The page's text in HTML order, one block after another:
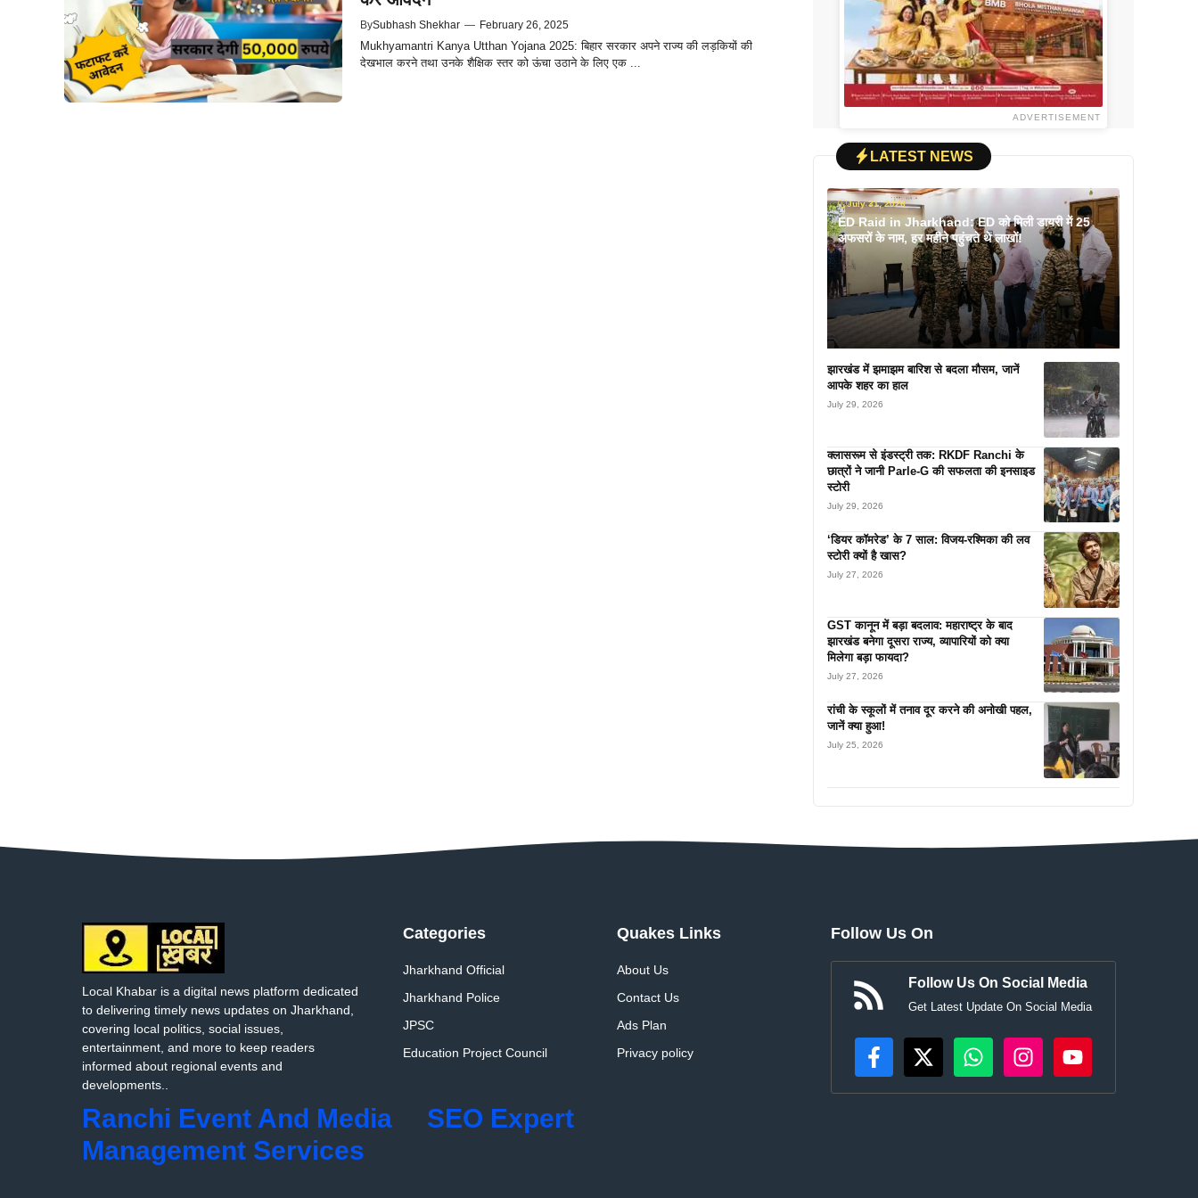
BySubhash Shekhar — February 26, 2025
Mukhyamantri Kanya Utthan Yojana 2025: बिहार सरकार अपने राज्य की लड़कियों की
देखभाल करने तथा उनके शैक्षिक स्तर को ऊंचा उठाने के लिए एक ...
ADVERTISEMENT
LATEST NEWS
July 31, 2026
ED Raid in Jharkhand: ED को मिली डायरी में 25
अफसरों के नाम, हर महीने पहुंचते थे लाखों!
झारखंड में झमाझम बारिश से बदला मौसम, जानें
आपके शहर का हाल
July 29, 2026
क्लासरूम से इंडस्ट्री तक: RKDF Ranchi के
छात्रों ने जानी Parle-G की सफलता की इनसाइड
स्टोरी
July 29, 2026
‘डियर कॉमरेड’ के 7 साल: विजय-रश्मिका की लव
स्टोरी क्यों है खास?
July 27, 2026
GST कानून में बड़ा बदलाव: महाराष्ट्र के बाद
झारखंड बनेगा दूसरा राज्य, व्यापारियों को क्या
मिलेगा बड़ा फायदा?
July 27, 2026
रांची के स्कूलों में तनाव दूर करने की अनोखी पहल,
जानें क्या हुआ!
July 25, 2026
Local Khabar is a digital news platform dedicated
to delivering timely news updates on Jharkhand,
covering local politics, social issues,
entertainment, and more to keep readers
informed about regional events and
developments..
Categories
Jharkhand Official
Jharkhand Police
JPSC
Education Project Council
Quakes Links
About Us
Contact Us
Ads Plan
Privacy policy
Follow Us On
Follow Us On Social Media
Get Latest Update On Social Media
Ranchi Event And Media
Management Services
SEO Expert